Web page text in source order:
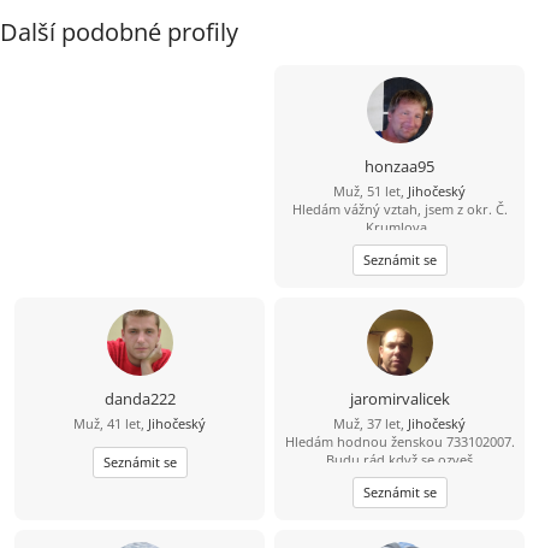
Další podobné profily
honzaa95
Muž, 51 let, Jihočeský
Hledám vážný vztah, jsem z okr. Č.
Krumlova,.
Seznámit se
danda222
Muž, 41 let, Jihočeský
Seznámit se
jaromirvalicek
Muž, 37 let, Jihočeský
Hledám hodnou ženskou 733102007.
Budu rád když se ozveš
Seznámit se